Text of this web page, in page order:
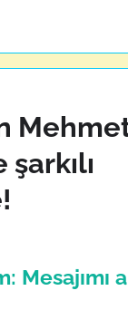
Mesajımı